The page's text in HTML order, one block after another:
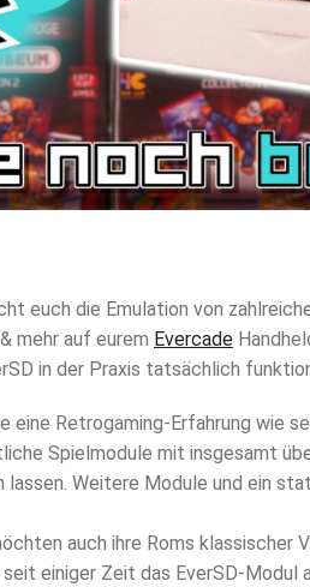
euch die Emulation von
mehr auf eurem Evercade
in der Praxis tatsächlich
eine Retrogaming-Erfahrung wie
Spielmodule mit insgesamt
lassen. Weitere Module und ein
auch ihre Roms klassischer
einiger Zeit das EverSD-Modul